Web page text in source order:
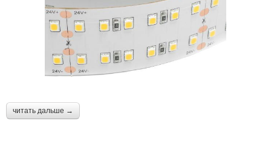
читать дальше →